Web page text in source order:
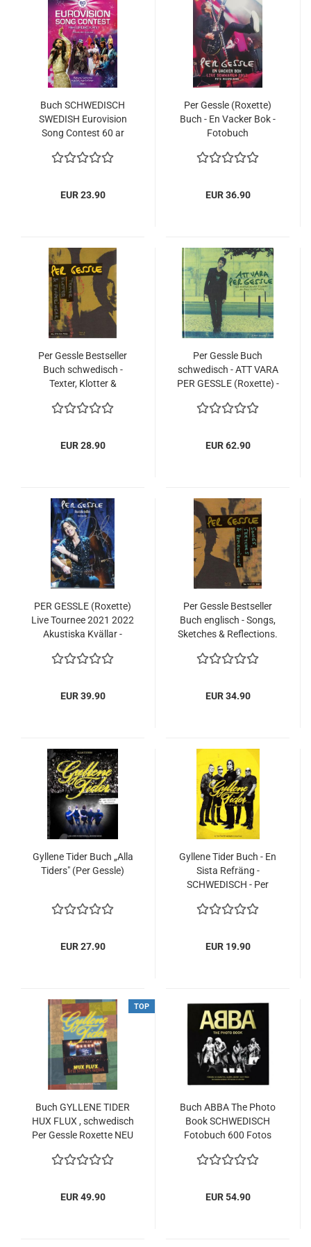
Buch SCHWEDISCH
SWEDISH Eurovision
Song Contest 60 ar
NEU
EUR 23.90
Per Gessle (Roxette)
Buch - En Vacker Bok -
Fotobuch
EUR 36.90
Per Gessle Bestseller
Buch schwedisch -
Texter, Klotter &
Svenska Delen
EUR 28.90
Per Gessle Buch
schwedisch - ATT VARA
PER GESSLE (Roxette) -
Biografie
EUR 62.90
PER GESSLE (Roxette)
Live Tournee 2021 2022
Akustiska Kvällar -
signiert
EUR 39.90
Per Gessle Bestseller
Buch englisch - Songs,
Sketches & Reflections.
EUR 34.90
Gyllene Tider Buch „Alla
Tiders" (Per Gessle)
EUR 27.90
Gyllene Tider Buch - En
Sista Refräng -
SCHWEDISCH - Per
NEU
EUR 19.90
TOP
Buch GYLLENE TIDER
HUX FLUX , schwedisch
Per Gessle Roxette NEU
EUR 49.90
Buch ABBA The Photo
Book SCHWEDISCH
Fotobuch 600 Fotos
EUR 54.90